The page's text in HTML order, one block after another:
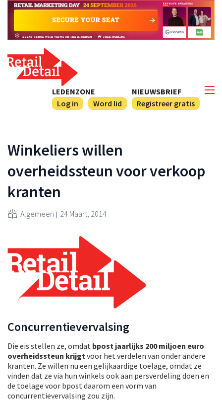
NIEUWSBRIEF
Registreer gratis
LEDENZONE
Log in
Word lid
Winkeliers willen
overheidssteun voor verkoop
kranten
Algemeen 24 Maart, 2014
Concurrentievervalsing
Die eis stellen ze, omdat bpost jaarlijks 200 miljoen euro
overheidssteun krijgt voor het verdelen van onder andere
kranten. Ze willen nu een gelijkaardige toelage, omdat ze
vinden dat ze via hun winkels ook aan persverdeling doen en
de toelage voor bpost daarom een vorm van
concurrentievervalsing zou zijn.